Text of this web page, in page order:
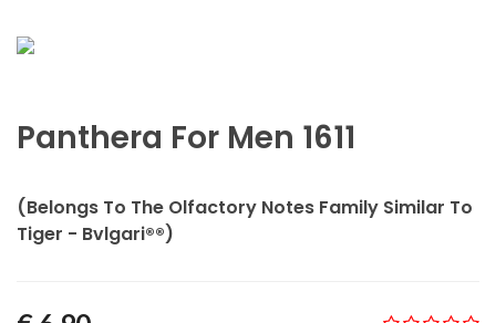
Panthera For Men 1611
(Belongs To The Olfactory Notes Family Similar To
Tiger - Bvlgari®®)